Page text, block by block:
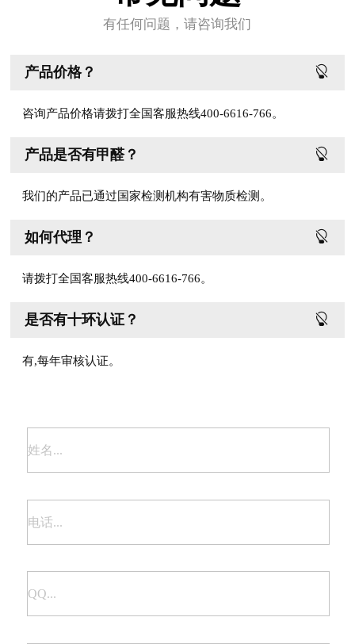
有任何问题，请咨询我们
产品价格？
咨询产品价格请拨打全国客服热线400-6616-766。
产品是否有甲醛？
我们的产品已通过国家检测机构有害物质检测。
如何代理？
请拨打全国客服热线400-6616-766。
是否有十环认证？
有,每年审核认证。